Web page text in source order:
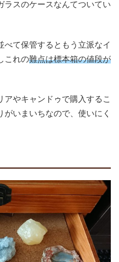
ラスのケースなんてついてい
て保管するともう立派なイ
これの難点は標本箱の値段が
アやキャンドゥで購入するこ
いまいちなので、使いにく